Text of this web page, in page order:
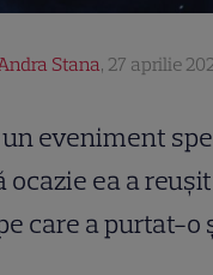
Stana, 27 aprilie
eveniment
ocazie ea a
care a purtat-o